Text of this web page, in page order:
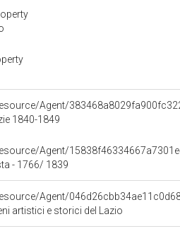
Agent/
1840-1849
Agent/
- 1766/ 1839
Agent/
artistici e storici del Lazio